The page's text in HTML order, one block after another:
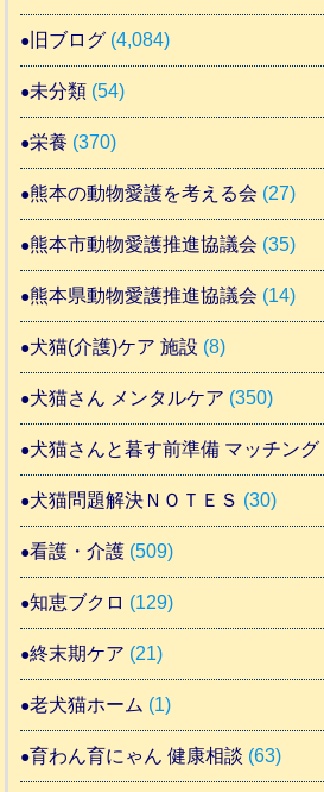
旧ブログ (4,084)
未分類 (54)
栄養 (370)
熊本の動物愛護を考える会 (27)
熊本市動物愛護推進協議会 (35)
熊本県動物愛護推進協議会 (14)
犬猫(介護)ケア 施設 (8)
犬猫さん メンタルケア (350)
犬猫さんと暮す前準備 マッチング
犬猫問題解決ＮＯＴＥＳ (30)
看護・介護 (509)
知恵ブクロ (129)
終末期ケア (21)
老犬猫ホーム (1)
育わん育にゃん 健康相談 (63)